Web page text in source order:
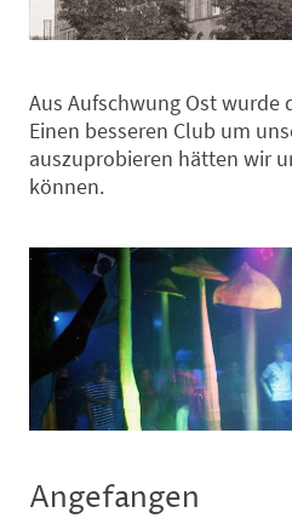
Aus Aufschwung Ost wurde
Einen besseren Club um
auszuprobieren hätten wir
können.
Angefangen